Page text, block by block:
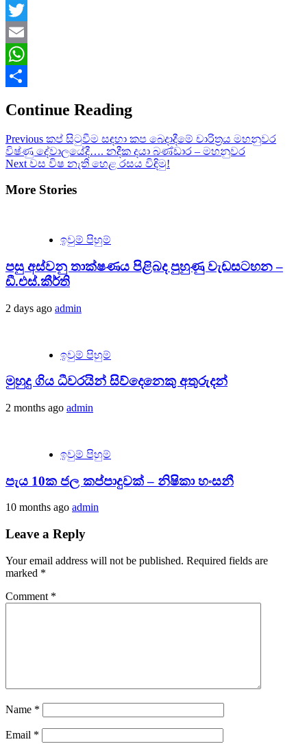
Facebook
Twitter
Email
WhatsApp
Continue Reading
Previous කප් සිටුවීම සඳහා කප බෙදාදීමේ චාරිත්‍රය මහනුවර
විෂ්ණු දේවාලයේදී…. නදීක දයා බණ්ඩාර – මහනුවර
Next වස විෂ නැති හෙළ රසය විඳිමු!
More Stories
ඉවුම් පිහුම්
පසු අස්වනු තාක්ෂණය පිළිබද පුහුණු වැඩසටහන –
ඩී.එස්.කීර්ති
2 days ago admin
ඉවුම් පිහුම්
මුහුදු ගිය ධීවරයින් සිව්දෙනෙකු අතුරුදන්
2 months ago admin
ඉවුම් පිහුම්
පැය 10ක ජල කප්පාදුවක් – නිෂිකා හංසනී
10 months ago admin
Leave a Reply
Your email address will not be published. Required fields are
marked *
Comment *
Name *
Email *